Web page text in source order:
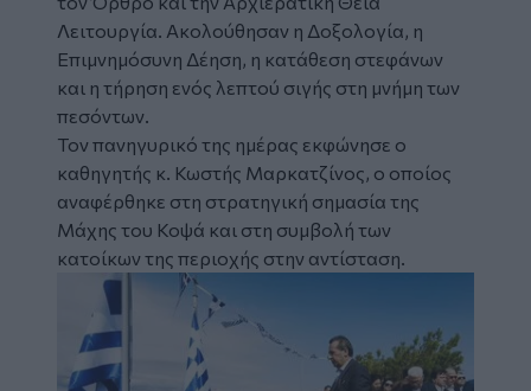
Λειτουργία. Ακολούθησαν η Δοξολογία, η
Επιμνημόσυνη Δέηση, η κατάθεση στεφάνων
και η τήρηση ενός λεπτού σιγής στη μνήμη των
πεσόντων.
Τον πανηγυρικό της ημέρας εκφώνησε ο
καθηγητής κ. Κωστής Μαρκατζίνος, ο οποίος
αναφέρθηκε στη στρατηγική σημασία της
Μάχης του Κοψά και στη συμβολή των
κατοίκων της περιοχής στην αντίσταση.
Image